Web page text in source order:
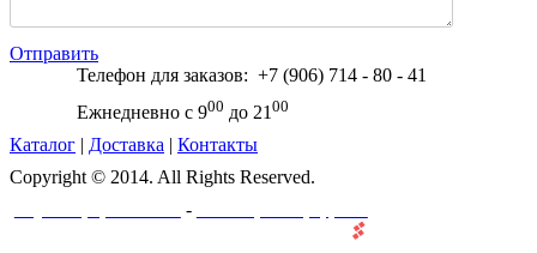
Отправить
Телефон для заказов: +7 (906) 714 - 80 - 41
Ежнедневно с 900 до 21 00
Каталог | Доставка | Контакты
Copyright © 2014. All Rights Reserved.
-